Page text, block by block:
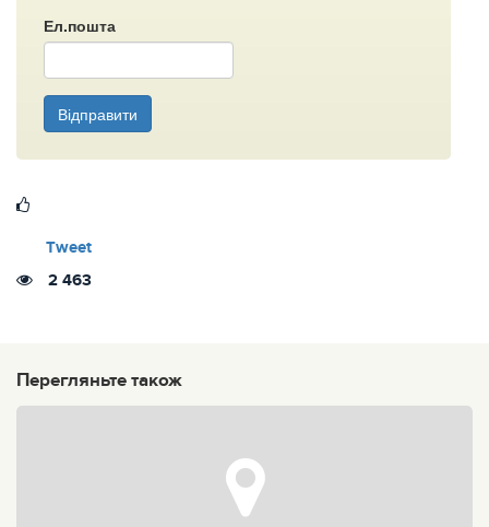
Ел.пошта
Відправити
Tweet
2 463
Перегляньте також